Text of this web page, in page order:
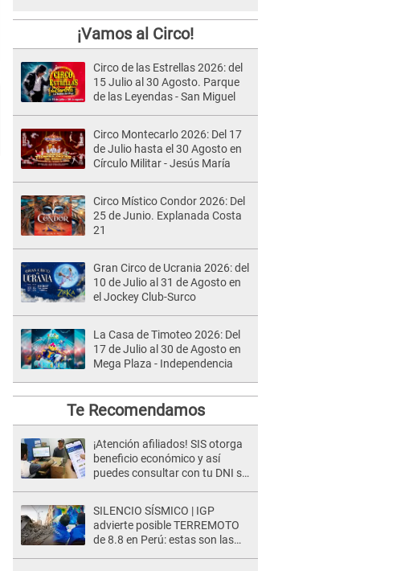
¡Vamos al Circo!
Circo de las Estrellas 2026: del
15 Julio al 30 Agosto. Parque
de las Leyendas - San Miguel
Circo Montecarlo 2026: Del 17
de Julio hasta el 30 Agosto en
Círculo Militar - Jesús María
Circo Místico Condor 2026: Del
25 de Junio. Explanada Costa
21
Gran Circo de Ucrania 2026: del
10 de Julio al 31 de Agosto en
el Jockey Club-Surco
La Casa de Timoteo 2026: Del
17 de Julio al 30 de Agosto en
Mega Plaza - Independencia
Te Recomendamos
¡Atención afiliados! SIS otorga
beneficio económico y así
puedes consultar con tu DNI si
SILENCIO SÍSMICO | IGP
advierte posible TERREMOTO
de 8.8 en Perú: estas son las